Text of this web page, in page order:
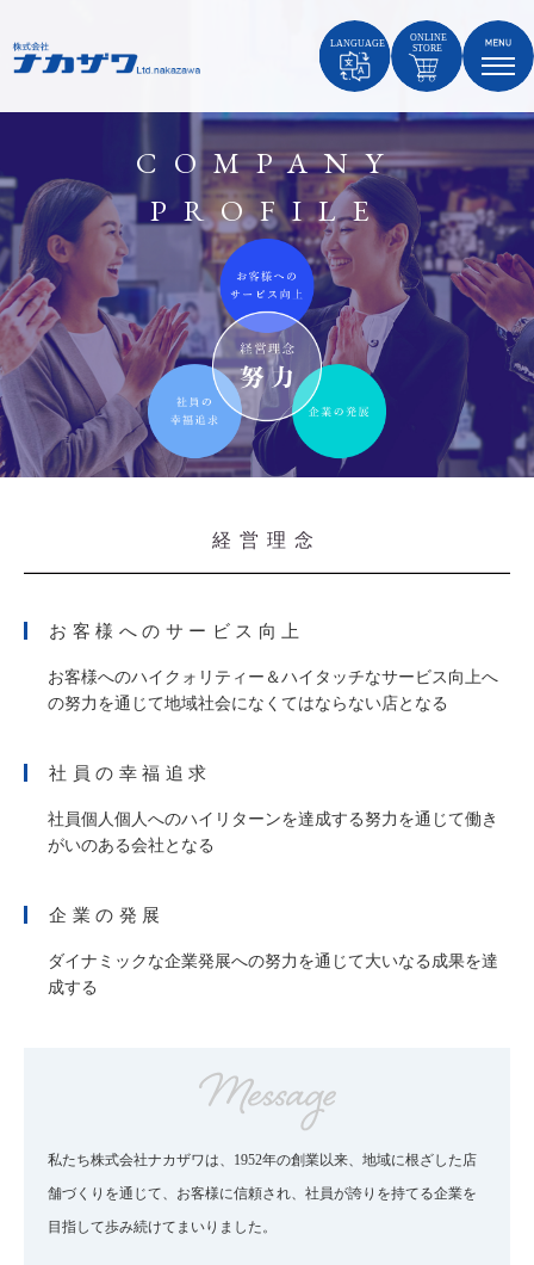
COMPANY
PROFILE
経営理念
お客様へのサービス向上
お客様へのハイクォリティー＆ハイタッチなサービス向上へ
の努力を通じて地域社会になくてはならない店となる
社員の幸福追求
社員個人個人へのハイリターンを達成する努力を通じて働き
がいのある会社となる
企業の発展
ダイナミックな企業発展への努力を通じて大いなる成果を達
成する
私たち株式会社ナカザワは、1952年の創業以来、地域に根ざした店
舗づくりを通じて、お客様に信頼され、社員が誇りを持てる企業を
目指して歩み続けてまいりました。